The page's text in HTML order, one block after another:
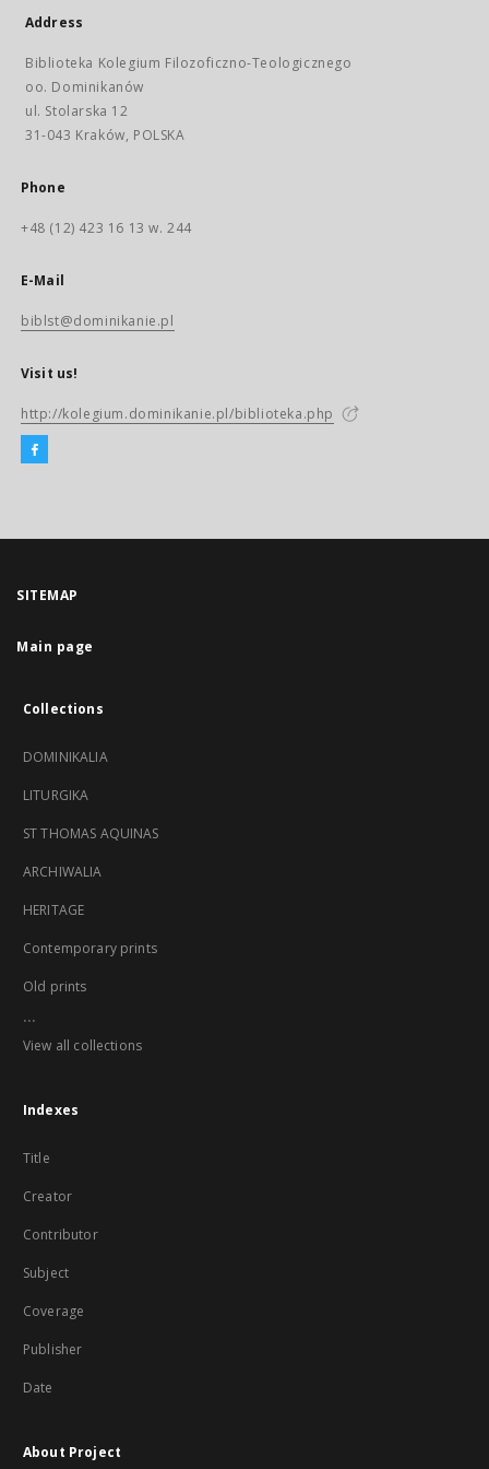
Address
Biblioteka Kolegium Filozoficzno-Teologicznego
oo. Dominikanów
ul. Stolarska 12
31-043 Kraków, POLSKA
Phone
+48 (12) 423 16 13 w. 244
E-Mail
biblst@dominikanie.pl
Visit us!
http://kolegium.dominikanie.pl/biblioteka.php
SITEMAP
Main page
Collections
DOMINIKALIA
LITURGIKA
ST THOMAS AQUINAS
ARCHIWALIA
HERITAGE
Contemporary prints
Old prints
...
View all collections
Indexes
Title
Creator
Contributor
Subject
Coverage
Publisher
Date
About Project